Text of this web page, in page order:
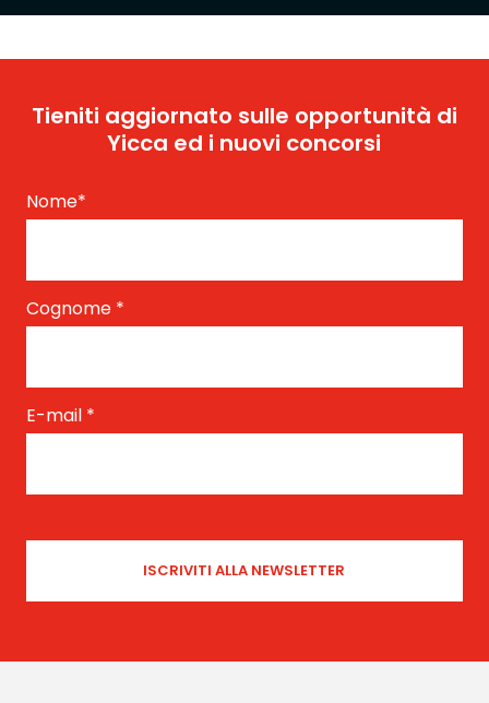
Tieniti aggiornato sulle opportunità di
Yicca ed i nuovi concorsi
Nome*
Cognome *
E-mail *